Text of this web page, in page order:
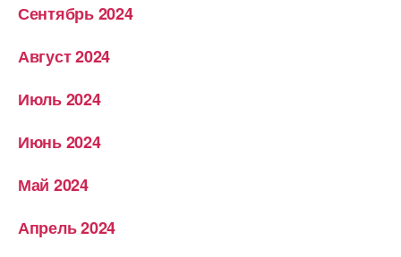
Сентябрь 2024
Август 2024
Июль 2024
Июнь 2024
Май 2024
Апрель 2024